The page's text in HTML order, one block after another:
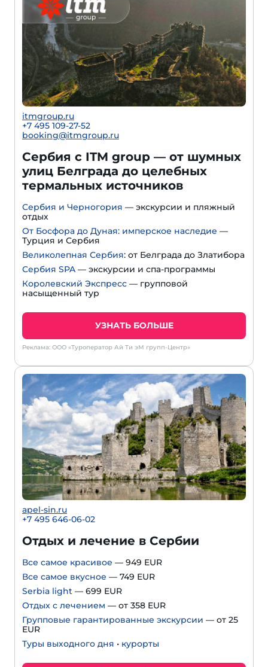
itmgroup.ru
+7 495 109-27-52
booking@itmgroup.ru
Сербия с ITM group — от шумных
улиц Белграда до целебных
термальных источников
Сербия и Черногория — экскурсии и пляжный
отдых
От Босфора до Дуная: имперское наследие —
Турция и Сербия
Великолепная Сербия: от Белграда до Златибора
Сербия SPA — экскурсии и спа-программы
Королевский Экспресс — групповой
насыщенный тур
УЗНАТЬ БОЛЬШЕ
Реклама: ООО «Туроператор Ай Ти эМ групп-Центр»
apel-sin.ru
+7 495 646-06-02
Отдых и лечение в Сербии
Все самое красивое — 949 EUR
Все самое вкусное — 749 EUR
Serbia light — 699 EUR
Отдых с лечением — от 358 EUR
Групповые гарантированные экскурсии — от 25
EUR
Туры выходного дня • курорты